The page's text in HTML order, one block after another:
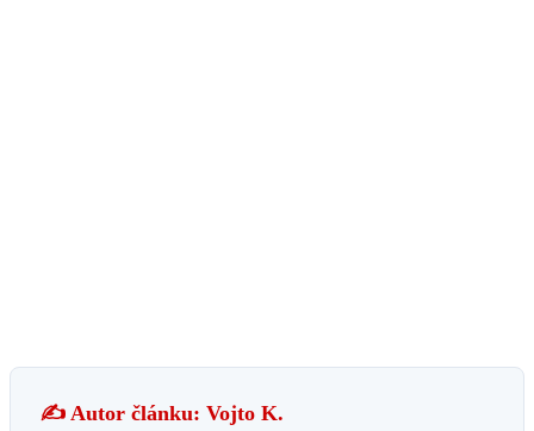
✍️ Autor článku: Vojto K.